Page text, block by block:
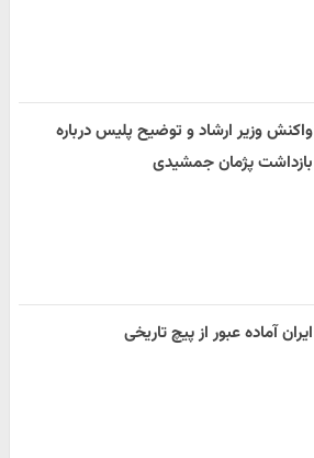
واکنش وزیر ارشاد و توضیح پلیس درباره
بازداشت پژمان جمشیدی
ایران آماده عبور از پیچ تاریخی